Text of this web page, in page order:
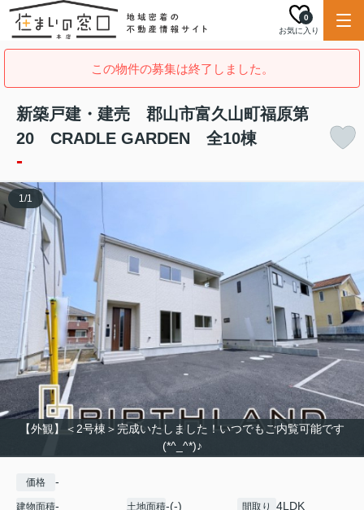
お気に入り
0
この物件の募集は終了しました。
新築戸建・建売 郡山市富久山町福原第
20 CRADLE GARDEN 全10棟
-
【外観】＜2号棟＞完成いたしました！いつでもご内覧可能です
(*^_^*)♪
1/1
価格 -
建物面積- 土地面積-(-) 間取り 4LDK